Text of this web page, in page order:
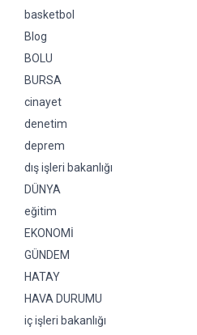
basketbol
Blog
BOLU
BURSA
cinayet
denetim
deprem
dış işleri bakanlığı
DÜNYA
eğitim
EKONOMİ
GÜNDEM
HATAY
HAVA DURUMU
iç işleri bakanlığı